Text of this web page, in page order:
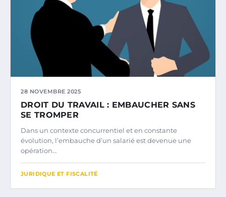
28 NOVEMBRE 2025
DROIT DU TRAVAIL : EMBAUCHER SANS
SE TROMPER
Dans un contexte concurrentiel et en constante
évolution, l’embauche d’un salarié est devenue une
opération…
JURIDIQUE ET FISCALITÉ